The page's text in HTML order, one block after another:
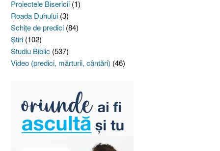
Proiectele Bisericii (1)
Roada Duhului (3)
Schiţe de predici (84)
Ştiri (102)
Studiu Biblic (537)
Video (predici, mărturii, cântări) (46)